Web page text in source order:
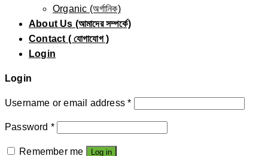
Organic (অর্গানিক)
About Us (আমাদের সম্পর্কে)
Contact ( যোগাযোগ )
Login
Login
Username or email address*
Password *
Remember me Log in